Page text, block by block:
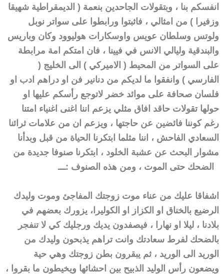
انفسكم بنا ، وبتقولات الجاحدين بنعمة ( الديمقراطية شهيقا
وزفيرا ) من امثالي ، فاثبتوا ورابطوا على سواتر نوبل
ولوتس وسلطان عويس واوسكارات هوليوود وكان وباريس
والبندقية وليالي الانس في فيينا ، فان امتكم امة مرابطة
على السواتر من المحيط ( الاميركي ) الى الخليج (
الفارسي ) وانفقوا ما لديكم من دنانير فن او دراهم ادب او
فلسان صحافة على موائد خضر لاتوجع رأسكم عليها او
حولها تقولات حاقد افاق مثلي يزعم اننا اغنى اغنياء امتنا
رغم كوننا فائضين عن حاجتها ، ويزعم ان من علامات ثرائنا
السعادي الفاحش ، اننا مثلما ابتكرنا الحياة من قبل وبدأنا
مشوار البحث عن عشبة الخلود ، ابتكرنا صنوفا جديدة من
الضحك حتى الموت ، ومن هذه الصنوف :
اشفاقا عليك من عناء موت زوجتك المفاجئ وموت وليدك
الرضيع بالخناق او الكزاز او الكوليرا، يزورك بعضهم في
بلادنا ، ليلا او نهارا ، فيصفدون يديك ورجليك كي لا تنفجر
بالضحك لفرط سعادتك وانت تراهم يذبحون وليدك من
الوريد الى الوريد ، ثم يبقرون بطن زوجتك وهي حية
ويضعون رأس الوليد الذبيح بين احشائها ويخيطون ما بقروا ،